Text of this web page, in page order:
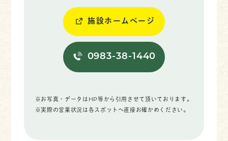
施設ホームページ
0983-38-1440
※お写真・データはHP等から引用させて頂いております。
※実際の営業状況は各スポットへ直接お確かめください。